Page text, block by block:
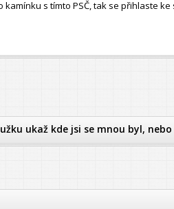
s tímto PSČ, tak se přihlaste
ukaž kde jsi se mnou byl,